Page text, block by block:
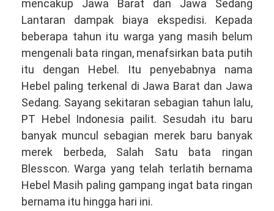
mencakup Jawa Barat dan Jawa Sedang
Lantaran dampak biaya ekspedisi. Kepada
beberapa tahun itu warga yang masih belum
mengenali bata ringan, menafsirkan bata putih
itu dengan Hebel. Itu penyebabnya nama
Hebel paling terkenal di Jawa Barat dan Jawa
Sedang. Sayang sekitaran sebagian tahun lalu,
PT Hebel Indonesia pailit. Sesudah itu baru
banyak muncul sebagian merek baru banyak
merek berbeda, Salah Satu bata ringan
Blesscon. Warga yang telah terlatih bernama
Hebel Masih paling gampang ingat bata ringan
bernama itu hingga hari ini.